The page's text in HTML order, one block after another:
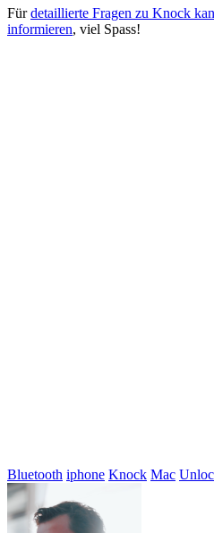
Fürdetaillierte Fragen zu Knock
informieren, viel Spass!
Bluetooth iphone Knock Mac